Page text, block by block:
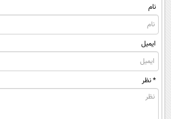
نام
ایمیل
* نظر